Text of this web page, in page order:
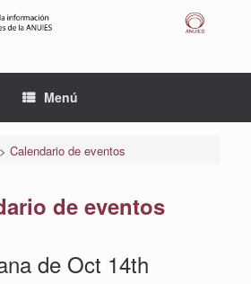
Menú
Calendario de eventos
de eventos
de Oct 14th